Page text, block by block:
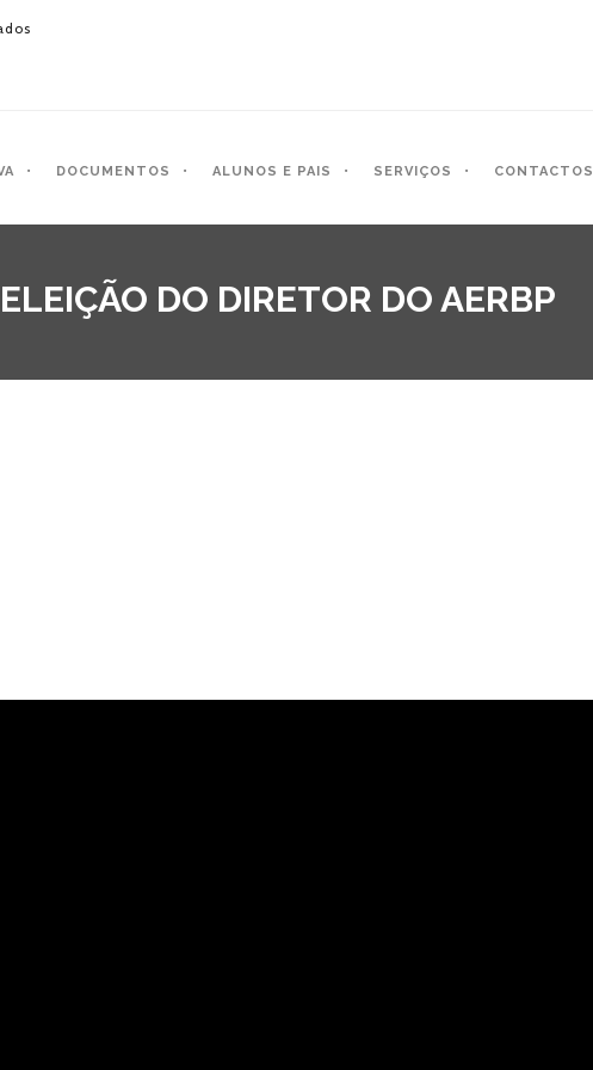
DOCUMENTOS ALUNOS E PAIS SERVIÇOS CONTACTOS
DO DIRETOR DO AERBP